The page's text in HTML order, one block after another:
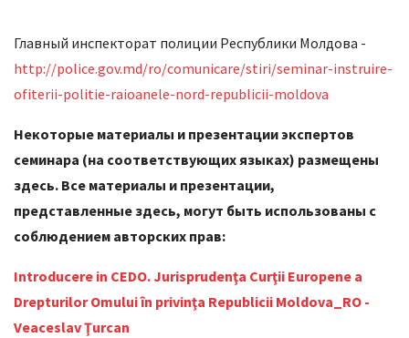
Главный инспекторат полиции Республики Молдова -
http://police.gov.md/ro/comunicare/stiri/seminar-instruire-
ofiterii-politie-raioanele-nord-republicii-moldova
Некоторые материалы и презентации экспертов
семинара (на соответствующих языках) размещены
здесь. Все материалы и презентации,
представленные здесь, могут быть использованы с
соблюдением авторских прав:
Introducere in CEDO. Jurisprudenţa Curţii Europene a
Drepturilor Omului în privinţa Republicii Moldova_RO -
Veaceslav Ţurcan